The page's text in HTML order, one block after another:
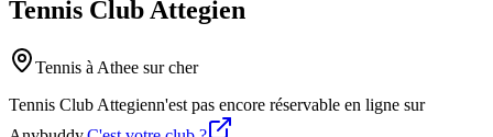
Tennis Club Attegien
Tennis à Athee sur cher
Tennis Club Attegienn'est pas encore réservable en ligne sur